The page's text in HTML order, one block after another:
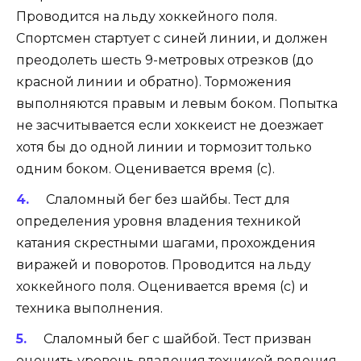
Проводится на льду хоккейного поля.
Спортсмен стартует с синей линии, и должен
преодолеть шесть 9-метровых отрезков (до
красной линии и обратно). Торможения
выполняются правым и левым боком. Попытка
не засчитывается если хоккеист не доезжает
хотя бы до одной линии и тормозит только
одним боком. Оценивается время (с).
Слаломный бег без шайбы. Тест для
определения уровня владения техникой
катания скрестными шагами, прохождения
виражей и поворотов. Проводится на льду
хоккейного поля. Оценивается время (с) и
техника выполнения.
Слаломный бег с шайбой. Тест призван